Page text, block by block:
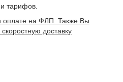
тарифов.
оплате на ФЛП. Также Вы
доставку